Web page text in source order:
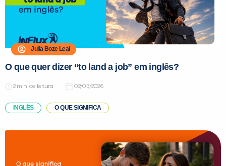
Julia Boze Leal
O que quer dizer “to land a job” em inglês?
de leitura 02/03/2026
INGLÊS O QUE SIGNIFICA